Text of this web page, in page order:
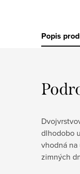
Popis
dlhodobo
vhodná
zimných